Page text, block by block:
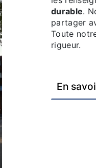
durable.
partager
Toute
rigueur.
En